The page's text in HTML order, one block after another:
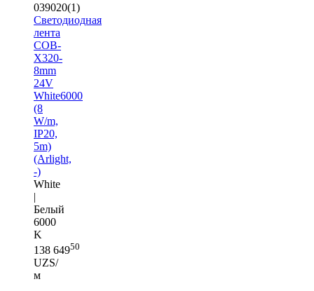
039020(1)
Светодиодная
лента
COB-
X320-
8mm
24V
White6000
(8
W/m,
IP20,
5m)
(Arlight,
-)
White
|
Белый
6000
K
138 64950
UZS/
м